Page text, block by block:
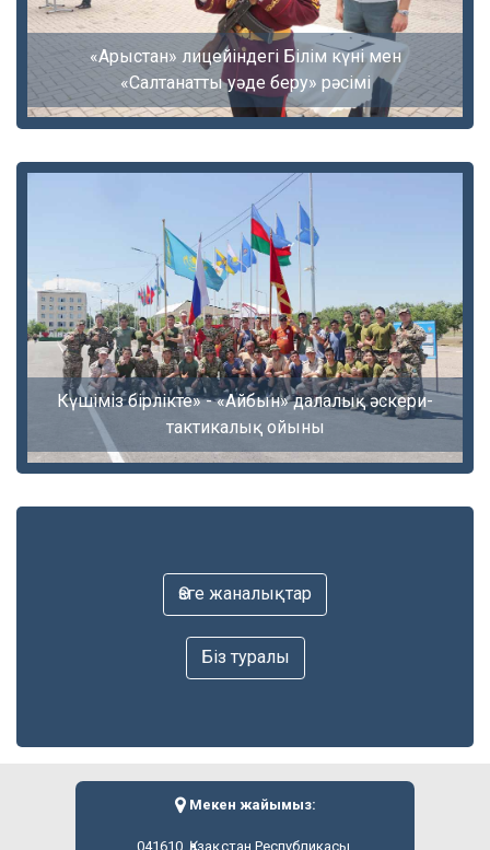
«Арыстан» лицейіндегі Білім күні мен
«Салтанатты уәде беру» рәсімі
Күшіміз бірлікте» - «Айбын» далалық әскери-
тактикалық ойыны
Өзге жаналықтар
Біз туралы
Мекен жайымыз:
041610, Қазақстан Республикасы,